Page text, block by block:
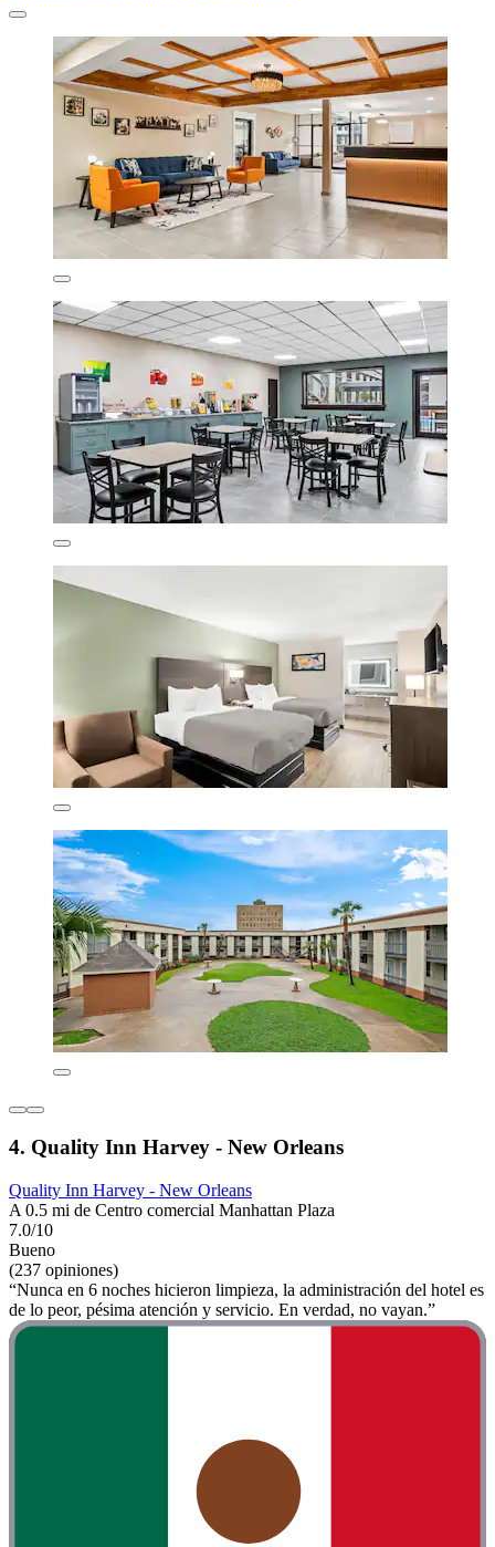
4. Quality Inn Harvey - New Orleans
Quality Inn Harvey - New Orleans
A 0.5 mi de Centro comercial Manhattan Plaza
7.0/10
Bueno
(237 opiniones)
“Nunca en 6 noches hicieron limpieza, la administración del hotel es
de lo peor, pésima atención y servicio. En verdad, no vayan.”